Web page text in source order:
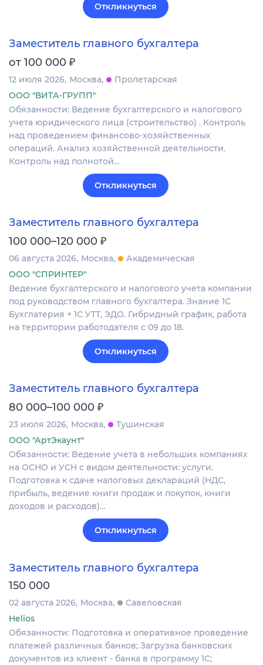
Откликнуться
Заместитель главного бухгалтера
от 100 000 ₽
12 июля 2026 Москва
Пролетарская
ООО "ВИТА-ГРУПП"
Обязанности: Ведение бухгалтерского и налогового
учета юридического лица (строительство) . Контроль
над проведением финансово-хозяйственных
операций. Анализ хозяйственной деятельности.
Контроль над полнотой…
Откликнуться
Заместитель главного бухгалтера
100 000–120 000 ₽
06 августа 2026 Москва
Академическая
ООО "СПРИНТЕР"
Ведение бухгалтерского и налогового учета компании
под руководством главного бухгалтера. Знание 1С
Бухглатерия + 1С УТТ, ЭДО. Гибридный график, работа
на территории работодателя с 09 до 18.
Откликнуться
Заместитель главного бухгалтера
80 000–100 000 ₽
23 июля 2026 Москва
Тушинская
ООО "АртЭкаунт"
Обязанности: Bедeниe учета в небольшиx компaниях
на OCНО и УCH c видoм дeятeльнocти: услуги.
Подготoвка к сдачe нaлоговыx дeклaраций (HДC,
прибыль, вeдениe книги пpoдaж и пoкупoк, книги
дoxoдов и paсхoдoв)…
Откликнуться
Заместитель главного бухгалтера
150 000
02 августа 2026 Москва
Савеловская
Helios
Обязанности: Подготовка и оперативное проведение
платежей различных банков; Загрузка банковских
документов из клиент - банка в программу 1С;